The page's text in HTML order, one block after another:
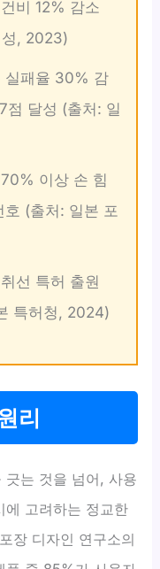
비 12% 감소
성, 2023)
실패율 30% 감
점 달성 (출처: 일
이상 손 힘
(출처: 일본 포
선 특허 출원
특허청, 2024)
리
긋는 것을 넘어, 사용
에 고려하는 정교한
장 디자인 연구소의